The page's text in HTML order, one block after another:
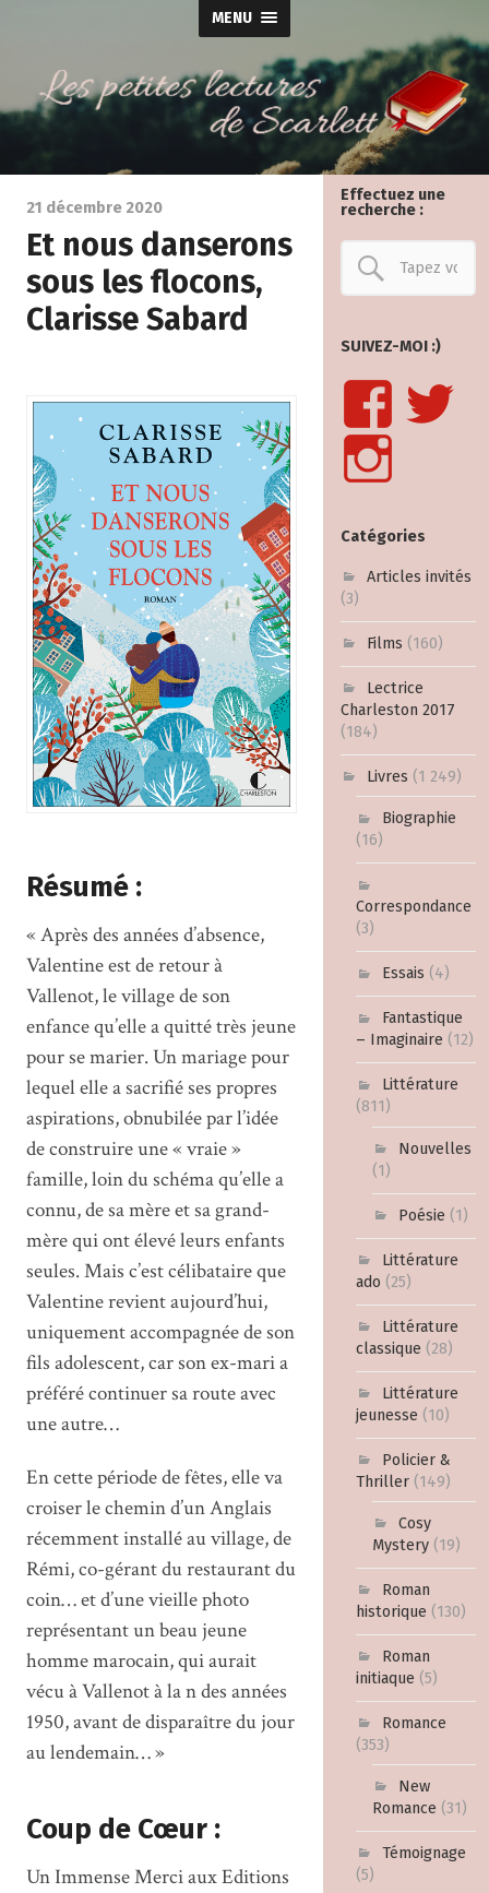
MENU
Effectuez une
recherche :
SUIVEZ-MOI :)
Catégories
Articles invités
(3)
Films (160)
Lectrice
Charleston 2017
(184)
Livres (1 249)
Biographie
(16)
Correspondance
(3)
Essais (4)
Fantastique
– Imaginaire (12)
Littérature
(811)
Nouvelles
(1)
Poésie (1)
Littérature
ado (25)
Littérature
classique (28)
Littérature
jeunesse (10)
Policier &
Thriller (149)
Cosy
Mystery(19)
Roman
historique (130)
Roman
initiaque (5)
Romance
(353)
New
Romance (31)
Témoignage
(5)
21 décembre 2020
Et nous danserons
sous les flocons,
Clarisse Sabard
Résumé :
« Après des années d’absence,
Valentine est de retour à
Vallenot, le village de son
enfance qu’elle a quitté très jeune
pour se marier. Un mariage pour
lequel elle a sacrifié ses propres
aspirations, obnubilée par l’idée
de construire une « vraie »
famille, loin du schéma qu’elle a
connu, de sa mère et sa grand-
mère qui ont élevé leurs enfants
seules. Mais c’est célibataire que
Valentine revient aujourd’hui,
uniquement accompagnée de son
fils adolescent, car son ex-mari a
préféré continuer sa route avec
une autre…
En cette période de fêtes, elle va
croiser le chemin d’un Anglais
récemment installé au village, de
Rémi, co-gérant du restaurant du
coin… et d’une vieille photo
représentant un beau jeune
homme marocain, qui aurait
vécu à Vallenot à la n des années
1950, avant de disparaître du jour
au lendemain… »
Coup de Cœur :
Un Immense Merci aux Editions